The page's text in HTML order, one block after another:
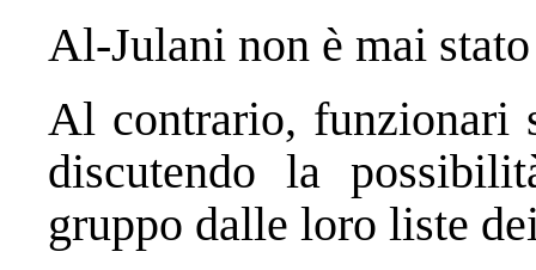
Al-Julani non è mai
Al contrario, funzionari
discutendo la
gruppo dalle loro liste